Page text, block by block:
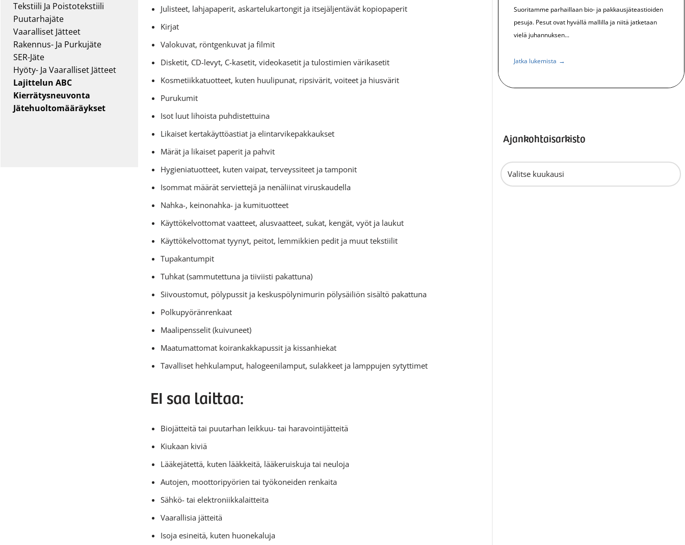
Tekstiili Ja Poistotekstiili
Puutarhajäte
Vaaralliset Jätteet
Rakennus- Ja Purkujäte
SER-Jäte
Hyöty- Ja Vaaralliset Jätteet
Lajittelun ABC
Kierrätysneuvonta
Jätehuoltomääräykset
Julisteet, lahjapaperit, askartelukartongit ja itsejäljentävät kopiopaperit
Kirjat
Valokuvat, röntgenkuvat ja filmit
Disketit, CD-levyt, C-kasetit, videokasetit ja tulostimien värikasetit
Kosmetiikkatuotteet, kuten huulipunat, ripsivärit, voiteet ja hiusvärit
Purukumit
Isot luut lihoista puhdistettuina
Likaiset kertakäyttöastiat ja elintarvikepakkaukset
Märät ja likaiset paperit ja pahvit
Hygieniatuotteet, kuten vaipat, terveyssiteet ja tamponit
Isommat määrät serviettejä ja nenäliinat viruskaudella
Nahka-, keinonahka- ja kumituotteet
Käyttökelvottomat vaatteet, alusvaatteet, sukat, kengät, vyöt ja laukut
Käyttökelvottomat tyynyt, peitot, lemmikkien pedit ja muut tekstiilit
Tupakantumpit
Tuhkat (sammutettuna ja tiiviisti pakattuna)
Siivoustomut, pölypussit ja keskuspölynimurin pölysäiliön sisältö pakattuna
Polkupyöränrenkaat
Maalipensselit (kuivuneet)
Maatumattomat koirankakkapussit ja kissanhiekat
Tavalliset hehkulamput, halogeenilamput, sulakkeet ja lamppujen sytyttimet
EI saa laittaa:
Biojätteitä tai puutarhan leikkuu- tai haravointijätteitä
Kiukaan kiviä
Lääkejätettä, kuten lääkkeitä, lääkeruiskuja tai neuloja
Autojen, moottoripyörien tai työkoneiden renkaita
Sähkö- tai elektroniikkalaitteita
Vaarallisia jätteitä
Isoja esineitä, kuten huonekaluja
Suoritamme parhaillaan bio- ja pakkausjäteastioiden
pesuja. Pesut ovat hyvällä mallilla ja niitä jatketaan
vielä juhannuksen...
Jatka lukemista →
Ajankohtaisarkisto